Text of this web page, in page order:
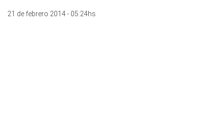
21 de febrero 2014 - 05:24hs